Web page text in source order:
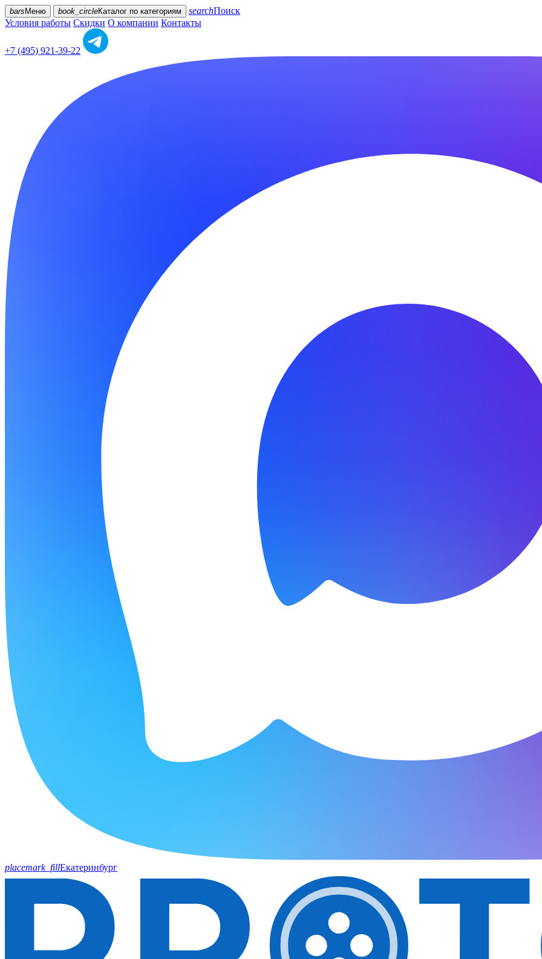
bars Меню book_circleКаталог по категориям searchПоиск
Условия работы Скидки О компании Контакты
+7 (495) 921-39-22
placemark_fillЕкатеринбург